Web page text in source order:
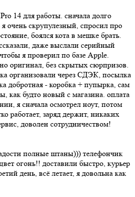
14 для работы. сначала долго
очень скрупулезный, спросил про
боялся кота в мешке брать.
даже выслали серийный
я проверил по базе Apple.
оригинал, без скрытых сюрпризов.
организовали через СДЭК, посылка
добротная - коробка + пупырка, сам
как будто новый с магазина. оплата
я сначала осмотрел ноут, потом
работает, заряд держит, никаких
доволен сотрудничеством!
полные штаны))) телефончик
огонь!! доставили быстро, курьер
день, всё летает, я довольна как